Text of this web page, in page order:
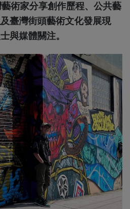
術家分享創作歷程、公共藝
臺灣街頭藝術文化發展現
與媒體關注。